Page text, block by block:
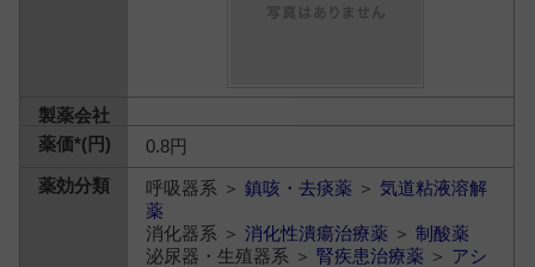
0.8円
呼吸器系 ＞鎮咳・去痰薬 ＞気道粘液溶解
薬
消化器系 ＞消化性潰瘍治療薬 ＞制酸薬
泌尿器・生殖器系 ＞腎疾患治療薬 ＞ アシ